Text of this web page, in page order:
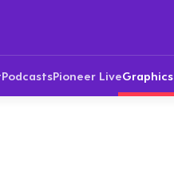
PodcastsPioneer LiveGraphics